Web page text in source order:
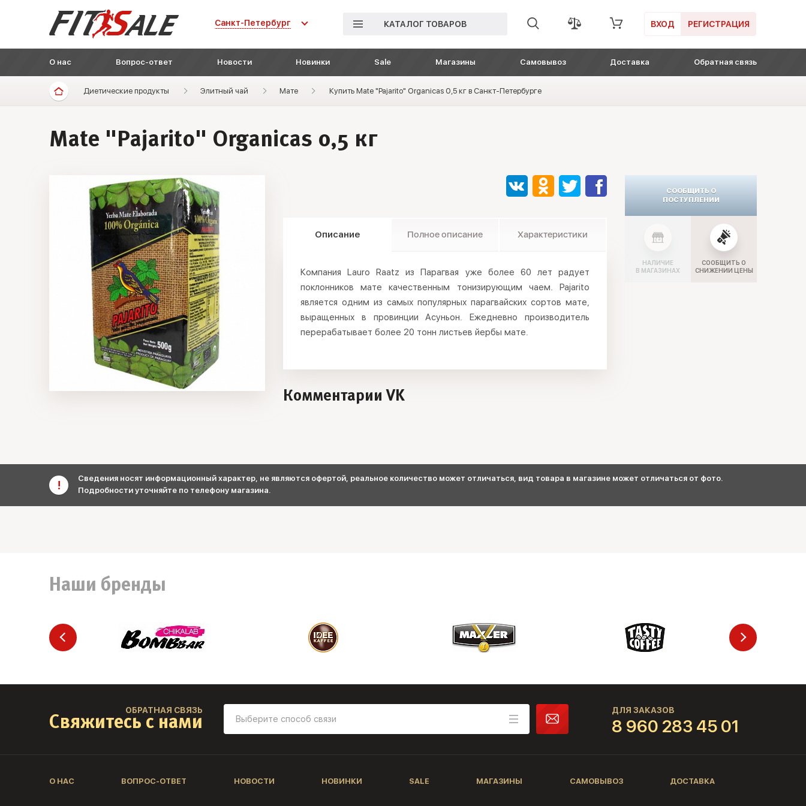
Санкт-Петербург КАТАЛОГ ТОВАРОВ ВХОД РЕГИСТРАЦИЯ
О нас Вопрос-ответ Новости Новинки Sale Магазины Самовывоз Доставка Обратная связь
Диетические продукты Элитный чай Мате Купить Mate "Pajarito" Organicas 0,5 кг в Санкт-Петербурге
Mate "Pajarito" Organicas 0,5 кг
Описание Полное описание Характеристики
Компания Lauro Raatz из Парагвая уже более 60 лет радует
поклонников мате качественным тонизирующим чаем. Pajarito
является одним из самых популярных парагвайских сортов мате,
выращенных в провинции Асуньон. Ежедневно производитель
перерабатывает более 20 тонн листьев йербы мате.
Комментарии VK
СООБЩИТЬ О
ПОСТУПЛЕНИИ
НАЛИЧИЕ
В МАГАЗИНАХ
СООБЩИТЬ О
СНИЖЕНИИ ЦЕНЫ
Сведения носят информационный характер, не являются офертой, реальное количество может отличаться, вид товара в магазине может отличаться от фото.
Подробности уточняйте по телефону магазина.
Наши бренды
ОБРАТНАЯ СВЯЗЬ
Свяжитесь с нами
ДЛЯ ЗАКАЗОВ
8 960 283 45 01
О НАС ВОПРОС-ОТВЕТ НОВОСТИ НОВИНКИ SALE МАГАЗИНЫ САМОВЫВОЗ ДОСТАВКА